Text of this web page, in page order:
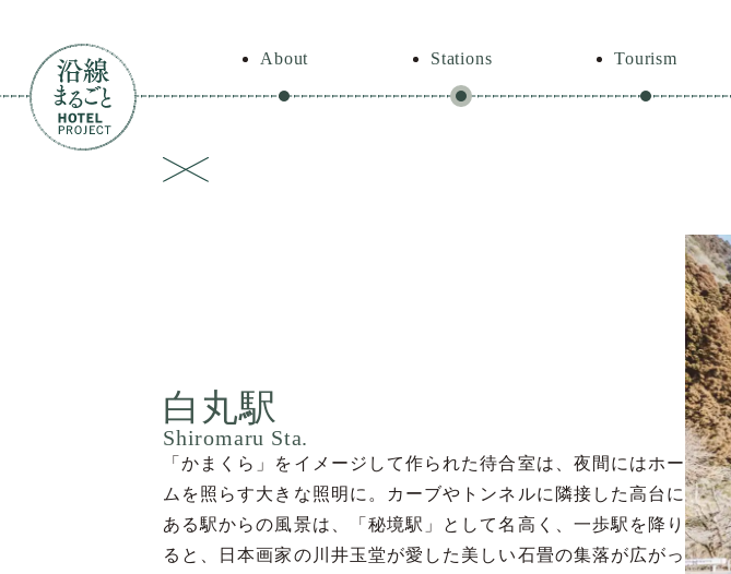
About Stations Tourism
白丸駅
Shiromaru Sta.
「かまくら」をイメージして作られた待合室は、夜間にはホー
ムを照らす大きな照明に。カーブやトンネルに隣接した高台に
ある駅からの風景は、「秘境駅」として名高く、一歩駅を降り
ると、日本画家の川井玉堂が愛した美しい石畳の集落が広がっ